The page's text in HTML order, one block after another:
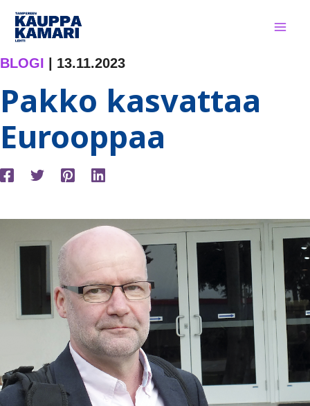
Siirry
sisältöön
BLOGI 13.11.2023
Pakko kasvattaa
Eurooppaa